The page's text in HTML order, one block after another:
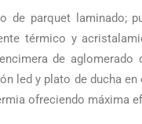
de parquet laminado;
térmico y
de
led y plato de ducha
ofreciendo máxima